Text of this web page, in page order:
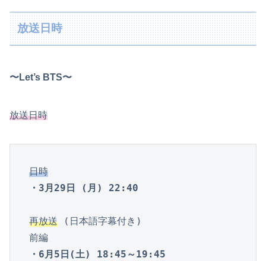
放送日時
〜Let’s BTS〜
放送日時
日時
・3月29日 (月) 22:40
再放送 (日本語字幕付き)
・6月5日(土) 18:45～19:45